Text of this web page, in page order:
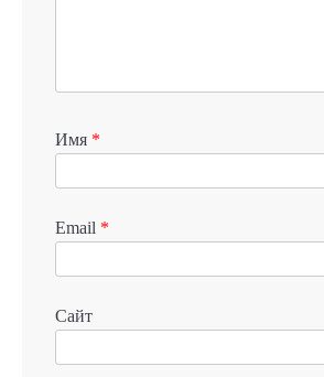
Имя *
Email *
Сайт